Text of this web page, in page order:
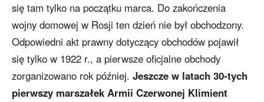
się tam tylko na początku marca. Do zakończenia
wojny domowej w Rosji ten dzień nie był obchodzony.
Odpowiedni akt prawny dotyczący obchodów pojawił
się tylko w 1922 r., a pierwsze oficjalne obchody
zorganizowano rok później. Jeszcze w latach 30-tych
pierwszy marszałek Armii Czerwonej Klimient